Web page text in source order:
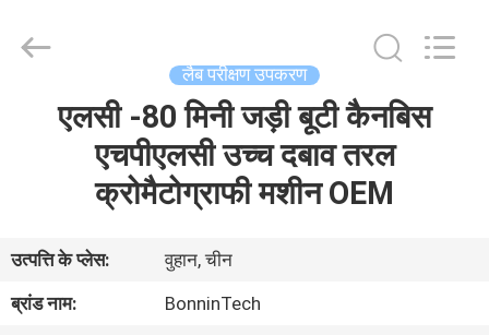
वीडियो
लैब परीक्षण उपकरण
एलसी -80 मिनी जड़ी बूटी कैनबिस
एचपीएलसी उच्च दबाव तरल
क्रोमैटोग्राफी मशीन OEM
उत्पत्ति के प्लेस:
वुहान, चीन
ब्रांड नाम:
BonninTech